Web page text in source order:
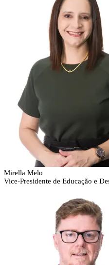
Mirella Melo
Vice-Presidente de Educação e